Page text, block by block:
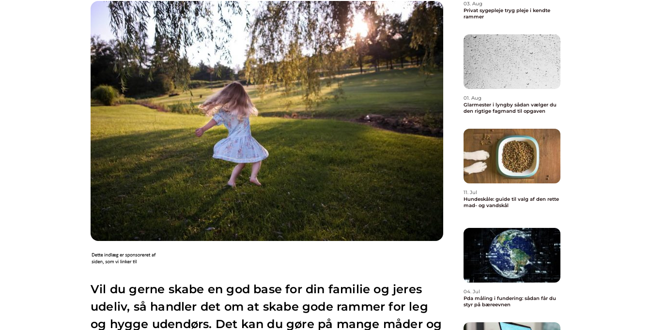
Vil du gerne skabe en god base for din familie og jeres
udeliv, så handler det om at skabe gode rammer for leg
og hygge udendørs. Det kan du gøre på mange måder og
03. Aug
Privat sygepleje tryg pleje i kendte
rammer
01. Aug
Glarmester i lyngby sådan vælger du
den rigtige fagmand til opgaven
11. Jul
Hundeskåle: guide til valg af den rette
mad- og vandskål
04. Jul
Pda måling i fundering: sådan får du
styr på bæreevnen